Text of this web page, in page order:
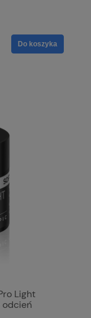
Do koszyka
Light
odcień